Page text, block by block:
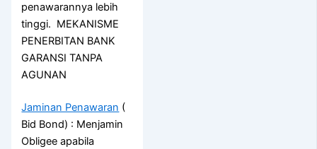
penawarannya lebih
tinggi. MEKANISME
PENERBITAN BANK
GARANSI TANPA
AGUNAN
Jaminan Penawaran (
Bid Bond) : Menjamin
Obligee apabila